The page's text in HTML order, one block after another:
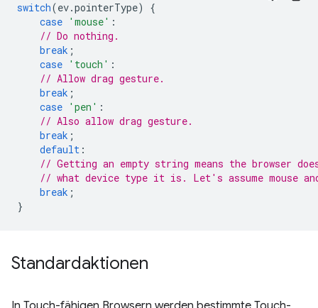
switch(ev.pointerType)
{
case 'mouse' :
// Do nothing.
break ;
case 'touch' :
// Allow drag gesture.
break ;
case 'pen' :
// Also allow drag gesture.
break ;
default :
// Getting an empty string means the browser
// what device type it is. Let's assume mouse
break ;
}
Standardaktionen